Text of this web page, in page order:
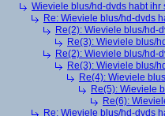
Wieviele blus/hd-dvds habt ihr
Re: Wieviele blus/hd-dvds
Re(2): Wieviele blus/hd-
Re(3): Wieviele blus/
Re(2): Wieviele blus/hd-
Re(3): Wieviele blus/
Re(4): Wieviele
Re(5): Wieviele
Re(6):
Re: Wieviele blus/hd-dvds